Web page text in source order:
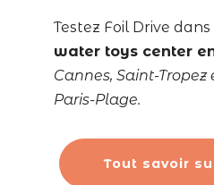
Testez Foil Drive dans
water toys center
Cannes, Saint-Tropez
Paris-Plage.
Tout savoir